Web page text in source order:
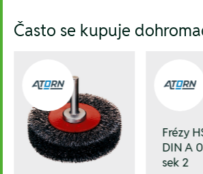
Často se kupuje
Frézy
DIN A
sek 2